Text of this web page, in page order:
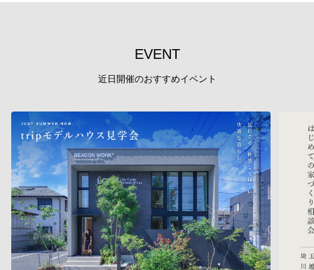
EVENT
近日開催のおすすめイベント